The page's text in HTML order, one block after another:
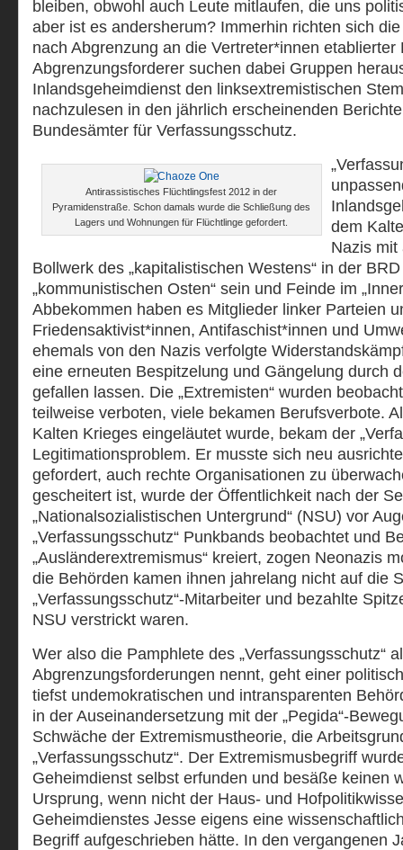
bleiben, obwohl auch Leute mitlaufen, die uns
aber ist es andersherum? Immerhin richten sich
nach Abgrenzung an die Vertreter*innen etablierter
Abgrenzungsforderer suchen dabei Gruppen
Inlandsgeheimdienst den linksextremistischen
nachzulesen in den jährlich erscheinenden
Bundesämter für Verfassungsschutz.
Antirassistisches Flüchtlingsfest 2012 in der
Pyramidenstraße. Schon damals wurde die Schließung des
Lagers und Wohnungen für Flüchtlinge gefordert.
dem
Nazis mit
Bollwerk des „kapitalistischen Westens“ in der
„kommunistischen Osten“ sein und Feinde im
Abbekommen haben es Mitglieder linker Parteien
Friedensaktivist*innen, Antifaschist*innen und
ehemals von den Nazis verfolgte
eine erneuten Bespitzelung und Gängelung durch
gefallen lassen. Die „Extremisten“ wurden
teilweise verboten, viele bekamen Berufsverbote.
Kalten Krieges eingeläutet wurde, bekam der
Legitimationsproblem. Er musste sich neu
gefordert, auch rechte Organisationen zu
gescheitert ist, wurde der Öffentlichkeit nach der
„Nationalsozialistischen Untergrund“ (NSU) vor
„Verfassungsschutz“ Punkbands beobachtet und
„Ausländerextremismus“ kreiert, zogen Neonazis
die Behörden kamen ihnen jahrelang nicht auf die
„Verfassungsschutz“-Mitarbeiter und bezahlte
NSU verstrickt waren.
Wer also die Pamphlete des „Verfassungsschutz“
Abgrenzungsforderungen nennt, geht einer
tiefst undemokratischen und intransparenten
in der Auseinandersetzung mit der „Pegida“-
Schwäche der Extremismustheorie, die
„Verfassungsschutz“. Der Extremismusbegriff
Geheimdienst selbst erfunden und besäße keinen
Ursprung, wenn nicht der Haus- und
Geheimdienstes Jesse eigens eine
Begriff aufgeschrieben hätte. In den vergangenen